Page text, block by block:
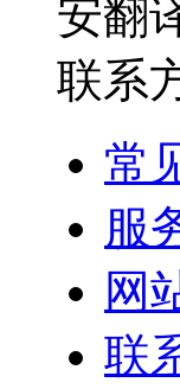
常
服
网
联